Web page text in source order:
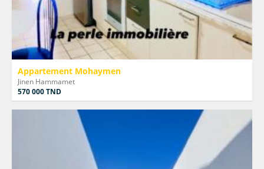
Appartement Mohaymen
Jinen Hammamet
570 000 TND